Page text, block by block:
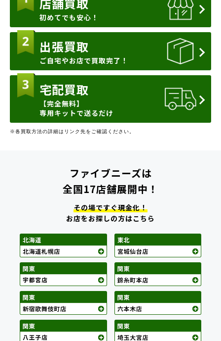
初めてでも安心！
出張買取
ご自宅やお店で買取完了！
宅配買取
【完全無料】
専用キットで送るだけ
※各買取方法の詳細はリンク先をご確認ください。
ファイブニーズは
全国17店舗展開中！
その場ですぐ現金化！
お店をお探しの方はこちら